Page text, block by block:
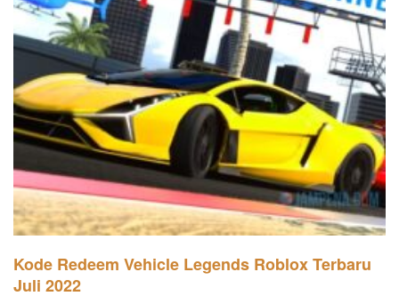
Kode Redeem Vehicle Legends Roblox Terbaru
Juli 2022